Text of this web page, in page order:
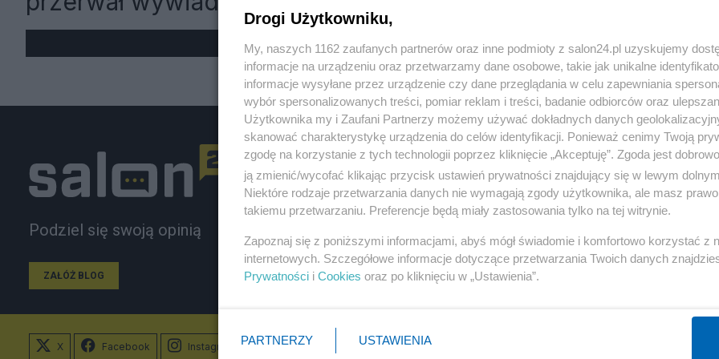
« WRÓĆ DO NOTKI
Podziel się swoją opinią
ZAŁÓŻ BLOG
Polityka
Rosja
PiS
Prezydent
NATO
Gospodarka
Biznes
Pieniądze
Inwestycje
Podatki
X Facebook Instagram
Drogi Użytkowniku,
My, naszych 1162 zaufanych partnerów oraz inne podmioty z salon24.pl uzyskujemy
informacje na urządzeniu oraz przetwarzamy dane osobowe, takie jak unikalne
informacje wysyłane przez urządzenie czy dane przeglądania w celu zapewniania
wybór spersonalizowanych treści, pomiar reklam i treści, badanie odbiorców oraz
Użytkownika my i Zaufani Partnerzy możemy używać dokładnych danych
skanować charakterystykę urządzenia do celów identyfikacji. Ponieważ cenimy Twoją
zgodę na korzystanie z tych technologii poprzez kliknięcie „Akceptuję”. Zgoda jest
ją zmienić/wycofać klikając przycisk ustawień prywatności znajdujący się w lewym
Niektóre rodzaje przetwarzania danych nie wymagają zgody użytkownika, ale masz
takiemu przetwarzaniu. Preferencje będą miały zastosowania tylko na tej witrynie.
Zapoznaj się z poniższymi informacjami, abyś mógł świadomie i komfortowo korzystać z
internetowych. Szczegółowe informacje dotyczące przetwarzania Twoich danych
Prywatności i Cookies oraz po kliknięciu w „Ustawienia”.
PARTNERZY USTAWIENIA